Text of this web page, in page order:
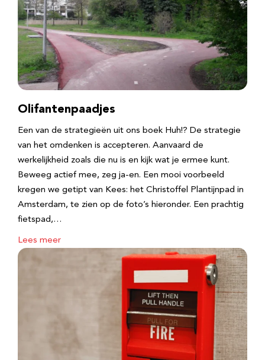
Olifantenpaadjes
Een van de strategieën uit ons boek Huh!? De strategie
van het omdenken is accepteren. Aanvaard de
werkelijkheid zoals die nu is en kijk wat je ermee kunt.
Beweeg actief mee, zeg ja-en. Een mooi voorbeeld
kregen we getipt van Kees: het Christoffel Plantijnpad in
Amsterdam, te zien op de foto’s hieronder. Een prachtig
fietspad,…
Lees meer